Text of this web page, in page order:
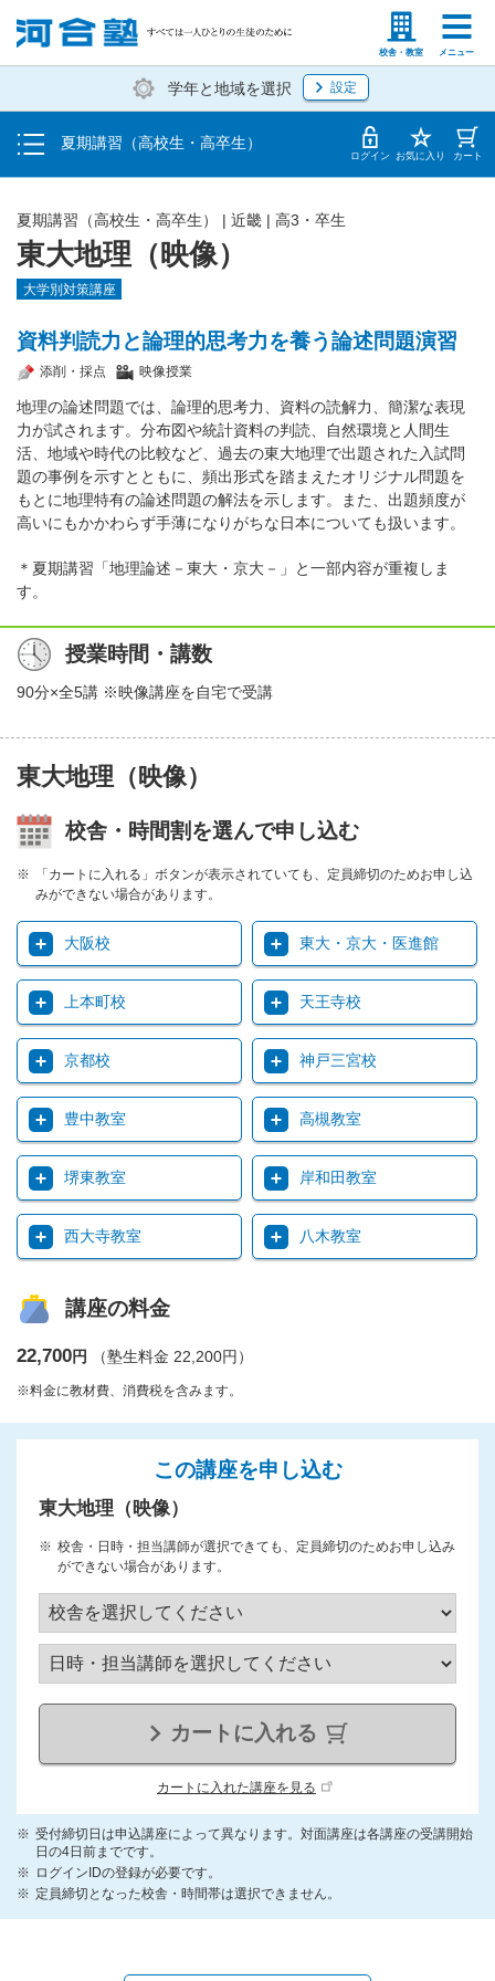
校舎・教室 メニュー
塾生の方 高等学校の先生
学年と地域を選択 設定
夏期講習（高校生・高卒生）
受講料・お申し込み方法
受講開始までの流れ
校舎・教室一覧 ログイン お気に入り カート
東大地理（映像）
夏期講習（高校生・高卒生） | 近畿 | 高3・卒生
大学別対策講座
資料判読力と論理的思考力を養う論述問題演習
添削・採点 映像授業
地理の論述問題では、論理的思考力、資料の読解力、簡潔な表現
力が試されます。分布図や統計資料の判読、自然環境と人間生
活、地域や時代の比較など、過去の東大地理で出題された入試問
題の事例を示すとともに、頻出形式を踏まえたオリジナル問題を
もとに地理特有の論述問題の解法を示します。また、出題頻度が
高いにもかかわらず手薄になりがちな日本についても扱います。
＊夏期講習「地理論述－東大・京大－」と一部内容が重複しま
す。
授業時間・講数
90分×全5講 ※映像講座を自宅で受講
東大地理（映像）
校舎・時間割を選んで申し込む
「カートに入れる」ボタンが表示されていても、定員締切のためお申し込
みができない場合があります。
大阪校 東大・京大・医進館
上本町校 天王寺校
京都校 神戸三宮校
豊中教室 高槻教室
堺東教室 岸和田教室
西大寺教室 八木教室
講座の料金
22,700円 （塾生料金 22,200円）
※料金に教材費、消費税を含みます。
この講座を申し込む
東大地理（映像）
校舎・日時・担当講師が選択できても、定員締切のためお申し込み
ができない場合があります。
カートに入れる
カートに入れた講座を見る
受付締切日は申込講座によって異なります。対面講座は各講座の受講開始
日の4日前までです。
ログインIDの登録が必要です。
定員締切となった校舎・時間帯は選択できません。